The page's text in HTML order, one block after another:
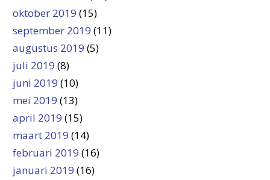
oktober 2019 (15)
september 2019 (11)
augustus 2019 (5)
juli 2019 (8)
juni 2019 (10)
mei 2019 (13)
april 2019 (15)
maart 2019 (14)
februari 2019 (16)
januari 2019 (16)